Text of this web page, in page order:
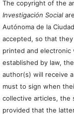
The copyright of the
Investigación Social
Autónoma de la
accepted, so that
printed and electronic
established by law,
author(s) will receive
must to sign when
collective articles, the
provided that the